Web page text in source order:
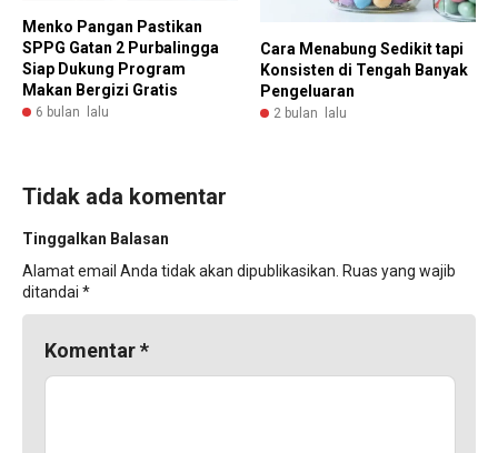
Menko Pangan Pastikan
SPPG Gatan 2 Purbalingga
Siap Dukung Program
Makan Bergizi Gratis
6 bulan lalu
Cara Menabung Sedikit tapi
Konsisten di Tengah Banyak
Pengeluaran
2 bulan lalu
Tidak ada komentar
Tinggalkan Balasan
Alamat email Anda tidak akan dipublikasikan. Ruas yang wajib
ditandai *
Komentar*